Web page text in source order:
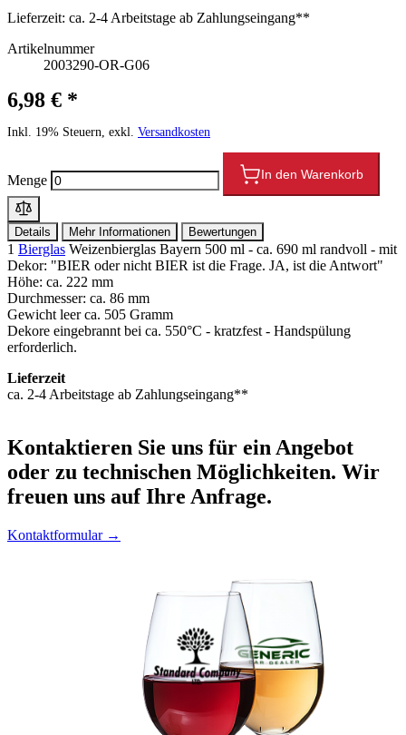
Lieferzeit: ca. 2-4 Arbeitstage ab Zahlungseingang**
Artikelnummer
2003290-OR-G06
6,98 € *
Inkl. 19% Steuern, exkl. Versandkosten
Menge In den Warenkorb
Details Mehr Informationen Bewertungen
1 Bierglas Weizenbierglas Bayern 500 ml - ca. 690 ml randvoll - mit
Dekor: "BIER oder nicht BIER ist die Frage. JA, ist die Antwort"
Höhe: ca. 222 mm
Durchmesser: ca. 86 mm
Gewicht leer ca. 505 Gramm
Dekore eingebrannt bei ca. 550°C - kratzfest - Handspülung
erforderlich.
Lieferzeit
ca. 2-4 Arbeitstage ab Zahlungseingang**
Kontaktieren Sie uns für ein Angebot
oder zu technischen Möglichkeiten. Wir
freuen uns auf Ihre Anfrage.
Kontaktformular →